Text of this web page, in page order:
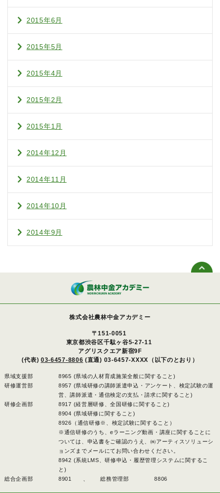
2015年6月
2015年5月
2015年4月
2015年2月
2015年1月
2014年12月
2014年11月
2014年10月
2014年9月
株式会社農林中金アカデミー
〒151-0051
東京都渋谷区千駄ヶ谷5-27-11
アグリスクエア新宿9F
(代表) 03-6457-8806 (直通) 03-6457-XXXX（以下のとおり）
県域支援部
8965 (県域の人材育成施策全般に関すること)
研修運営部
8957 (県域研修の講師派遣申込・アンケート、検定試験の運
営、講師派遣・通信検定の支払・請求に関すること)
研修企画部
8917 (経営層研修、全国研修に関すること)
8904 (県域研修に関すること)
8926（通信研修※、検定試験に関すること）
※通信研修のうち、eラーニング動画・講座に関することに
ついては、申込書をご確認のうえ、㈱アーティスソリューシ
ョンズまでメールにてお問い合わせください。
8942 (系統LMS、研修申込・履歴管理システムに関するこ
と)
総合企画部
8901 、総務管理部 8806